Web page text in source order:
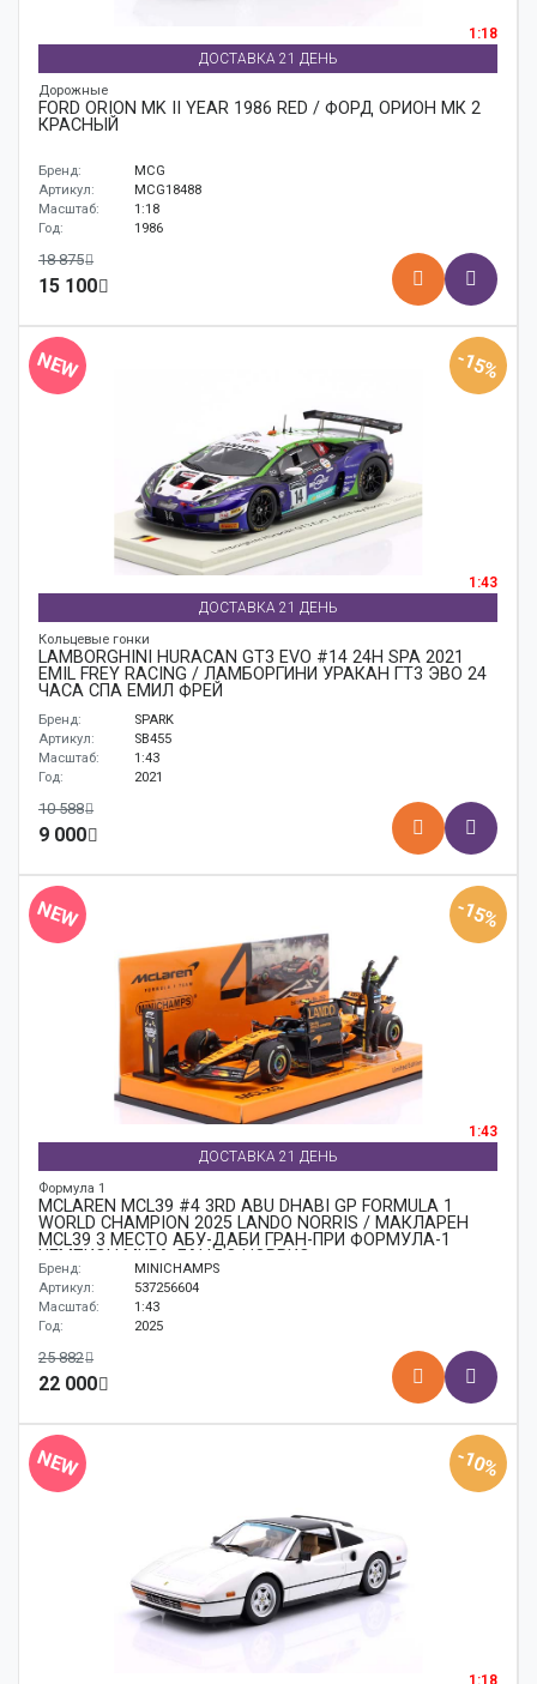
1:18
ДОСТАВКА 21 ДЕНЬ
Дорожные
FORD ORION MK II YEAR 1986 RED / ФОРД ОРИОН МК 2
КРАСНЫЙ
Бренд:
MCG
Артикул:
MCG18488
Масштаб:
1:18
Год:
1986
18 875
15 100
NEW -15%
1:43
ДОСТАВКА 21 ДЕНЬ
Кольцевые гонки
LAMBORGHINI HURACÁN GT3 EVO #14 24H SPA 2021
EMIL FREY RACING / ЛАМБОРГИНИ УРАКАН ГТ3 ЭВО 24
ЧАСА СПА ЕМИЛ ФРЕЙ
Бренд:
SPARK
Артикул:
SB455
Масштаб:
1:43
Год:
2021
10 588
9 000
NEW -15%
1:43
ДОСТАВКА 21 ДЕНЬ
Формула 1
MCLAREN MCL39 #4 3RD ABU DHABI GP FORMULA 1
WORLD CHAMPION 2025 LANDO NORRIS / МАКЛАРЕН
MCL39 3 МЕСТО АБУ-ДАБИ ГРАН-ПРИ ФОРМУЛА-1
ЧЕМПИОН МИРА ЛАНДО НОРРИС
Бренд:
MINICHAMPS
Артикул:
537256604
Масштаб:
1:43
Год:
2025
25 882
22 000
NEW -10%
1:18